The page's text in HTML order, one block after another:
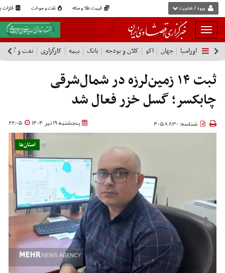
قیمت طلا و سکه نفت و سوخت فلزات ورود / عضویت
بار
و
بسته
نمودن
فهرست
اوراسیا جهان اکو کلان و بودجه بانک بیمه کارگزاری نفت و گاز
ثبت ۱۴ زمین‌لرزه در شمال‌شرقی
چابکسر؛ گسل خزر فعال شد
پنجشنبه 19 تیر 1404 22:05 شناسه: 4058830
استان‌ها